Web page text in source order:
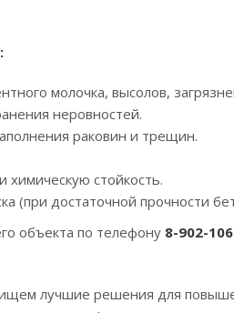
молочка, высолов,
неровностей.
раковин и трещин.
стойкость.
(при достаточной прочности
объекта по телефону 8-902-
ищем лучшие решения для